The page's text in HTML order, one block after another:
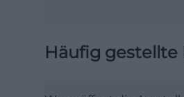
Häufig gestellte